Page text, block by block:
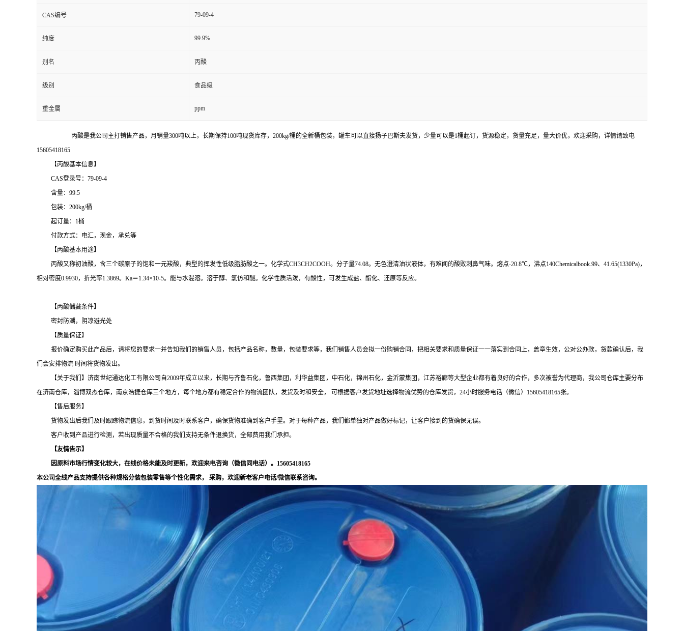
CAS编号 79-09-4
纯度 99.9%
别名 丙酸
级别 食品级
重金属 ppm
丙酸是我公司主打销售产品，月销量300吨以上，长期保持100吨现货库存，200kg/桶的全新桶包装，罐车可以直接扬子巴斯夫发货，少量可以是1桶起订，货源稳定，货量充足，量大价优，欢迎采购，详情请致电
15605418165
【丙酸基本信息】
CAS登录号：79-09-4
含量： 99.5
包装： 200kg/桶
起订量： 1桶
付款方式：电汇，现金，承兑等
【丙酸基本用途】
丙酸又称初油酸，含三个碳原子的饱和一元羧酸，典型的挥发性低级脂肪酸之一。化学式CH3CH2COOH。分子量74.08。无色澄清油状液体，有难闻的酸败刺鼻气味。熔点-20.8℃，沸点140Chemicalbook.99、41.65(1330Pa)，
相对密度0.9930，折光率1.3869。Ka＝1.34×10-5。能与水混溶。溶于醇、氯仿和醚。化学性质活泼，有酸性，可发生成盐、酯化、还原等反应。
【丙酸储藏条件】
密封防潮，阴凉避光处
【质量保证】
报价确定购买此产品后，请将您的要求一并告知我们的销售人员，包括产品名称，数量，包装要求等，我们销售人员会拟一份购销合同，把相关要求和质量保证一一落实到合同上，盖章生效，公对公办款，货款确认后，我
们会安排物流 时间将货物发出。
【关于我们】济南世纪通达化工有限公司自2009年成立以来，长期与齐鲁石化，鲁西集团，利华益集团，中石化，锦州石化，金沂蒙集团，江苏裕廊等大型企业都有着良好的合作，多次被誉为代理商，我公司仓库主要分布
在济南仓库，淄博双杰仓库，南京浩捷仓库三个地方，每个地方都有稳定合作的物流团队，发货及时和安全， 可根据客户发货地址选择物流优势的仓库发货， 24小时服务电话（微信）15605418165张。
【售后服务】
货物发出后我们及时跟踪物流信息，到货时间及时联系客户，确保货物准确到客户手里。对于每种产品，我们都单独对产品做好标记，让客户接到的货确保无误。
客户收到产品进行检测，若出现质量不合格的我们支持无条件退换货，全部费用我们承担。
【友情告示】
因原料市场行情变化较大，在线价格未能及时更新，欢迎来电咨询（微信同电话）。 15605418165
本公司全线产品支持提供各种规格分装包装零售等个性化需求， 采购，欢迎新老客户电话/微信联系咨询。